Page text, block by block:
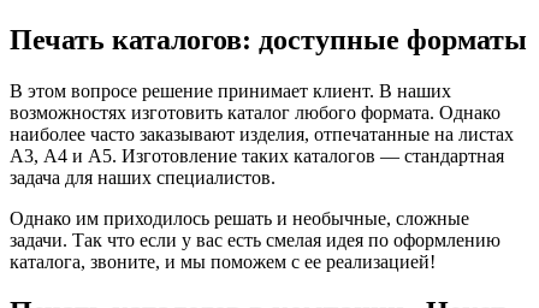
Печать каталогов: доступные форматы
В этом вопросе решение принимает клиент. В наших
возможностях изготовить каталог любого формата. Однако
наиболее часто заказывают изделия, отпечатанные на листах
А3, А4 и А5. Изготовление таких каталогов — стандартная
задача для наших специалистов.
Однако им приходилось решать и необычные, сложные
задачи. Так что если у вас есть смелая идея по оформлению
каталога, звоните, и мы поможем с ее реализацией!